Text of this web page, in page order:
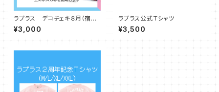
ラプラス デコチェキ８月（宿題
チェキと同等）
¥3,000
ラプラス公式Ｔシャツ
¥3,500